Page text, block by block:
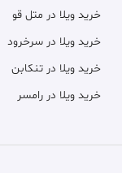
خرید ویلا در متل قو
خرید ویلا در سرخرود
خرید ویلا در تنکابن
خرید ویلا در رامسر